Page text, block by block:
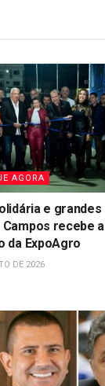
AGORA
e grandes
recebe a
da ExpoAgro
DE 2026